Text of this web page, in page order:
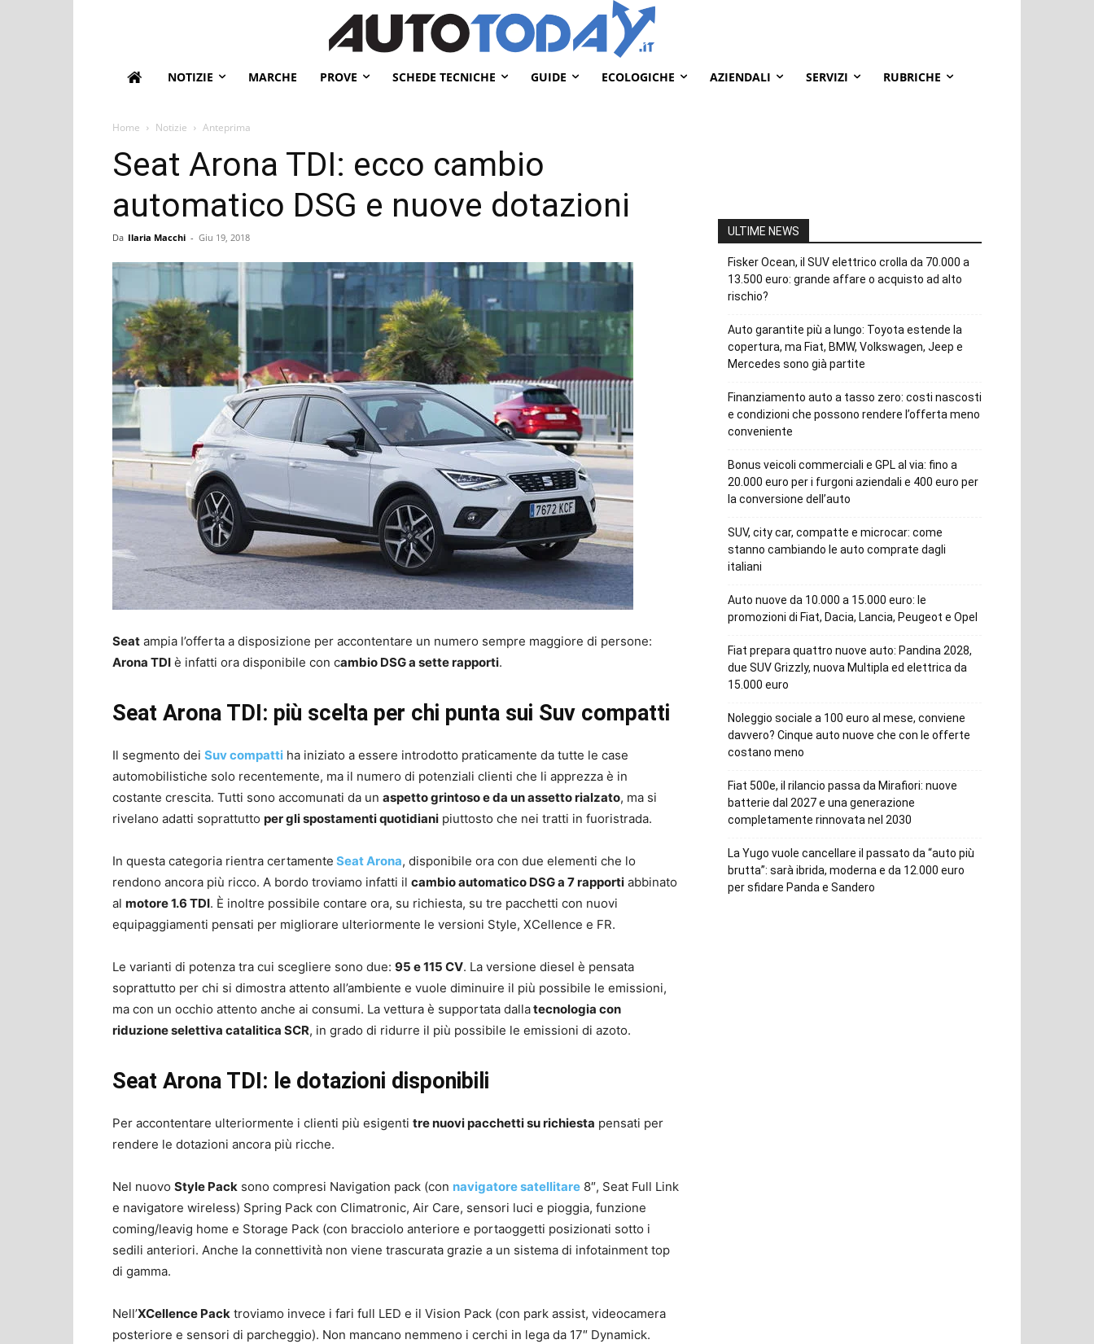
NOTIZIE MARCHE PROVE SCHEDE TECNICHE GUIDE ECOLOGICHE AZIENDALI SERVIZI RUBRICHE
Home Notizie Anteprima
Seat Arona TDI: ecco cambio
automatico DSG e nuove dotazioni
Da Ilaria Macchi - Giu 19, 2018
Seat ampia l’offerta a disposizione per accontentare un numero sempre maggiore di persone:
Arona TDI è infatti ora disponibile con cambio DSG a sette rapporti.
Seat Arona TDI: più scelta per chi punta sui Suv compatti
Il segmento dei Suv compatti ha iniziato a essere introdotto praticamente da tutte le case
automobilistiche solo recentemente, ma il numero di potenziali clienti che li apprezza è in
costante crescita. Tutti sono accomunati da un aspetto grintoso e da un assetto rialzato, ma si
rivelano adatti soprattutto per gli spostamenti quotidiani piuttosto che nei tratti in fuoristrada.
In questa categoria rientra certamente Seat Arona, disponibile ora con due elementi che lo
rendono ancora più ricco. A bordo troviamo infatti il cambio automatico DSG a 7 rapporti abbinato
al motore 1.6 TDI. È inoltre possibile contare ora, su richiesta, su tre pacchetti con nuovi
equipaggiamenti pensati per migliorare ulteriormente le versioni Style, XCellence e FR.
Le varianti di potenza tra cui scegliere sono due: 95 e 115 CV. La versione diesel è pensata
soprattutto per chi si dimostra attento all’ambiente e vuole diminuire il più possibile le emissioni,
ma con un occhio attento anche ai consumi. La vettura è supportata dallatecnologia con
riduzione selettiva catalitica SCR, in grado di ridurre il più possibile le emissioni di azoto.
Seat Arona TDI: le dotazioni disponibili
Per accontentare ulteriormente i clienti più esigenti tre nuovi pacchetti su richiesta pensati per
rendere le dotazioni ancora più ricche.
Nel nuovo Style Pack sono compresi Navigation pack (con navigatore satellitare 8″, Seat Full Link
e navigatore wireless) Spring Pack con Climatronic, Air Care, sensori luci e pioggia, funzione
coming/leavig home e Storage Pack (con bracciolo anteriore e portaoggetti posizionati sotto i
sedili anteriori. Anche la connettività non viene trascurata grazie a un sistema di infotainment top
di gamma.
Nell’XCellence Pack troviamo invece i fari full LED e il Vision Pack (con park assist, videocamera
posteriore e sensori di parcheggio). Non mancano nemmeno i cerchi in lega da 17″ Dynamick.
ULTIME NEWS
Fisker Ocean, il SUV elettrico crolla da 70.000 a
13.500 euro: grande affare o acquisto ad alto
rischio?
Auto garantite più a lungo: Toyota estende la
copertura, ma Fiat, BMW, Volkswagen, Jeep e
Mercedes sono già partite
Finanziamento auto a tasso zero: costi nascosti
e condizioni che possono rendere l’offerta meno
conveniente
Bonus veicoli commerciali e GPL al via: fino a
20.000 euro per i furgoni aziendali e 400 euro per
la conversione dell’auto
SUV, city car, compatte e microcar: come
stanno cambiando le auto comprate dagli
italiani
Auto nuove da 10.000 a 15.000 euro: le
promozioni di Fiat, Dacia, Lancia, Peugeot e Opel
Fiat prepara quattro nuove auto: Pandina 2028,
due SUV Grizzly, nuova Multipla ed elettrica da
15.000 euro
Noleggio sociale a 100 euro al mese, conviene
davvero? Cinque auto nuove che con le offerte
costano meno
Fiat 500e, il rilancio passa da Mirafiori: nuove
batterie dal 2027 e una generazione
completamente rinnovata nel 2030
La Yugo vuole cancellare il passato da “auto più
brutta”: sarà ibrida, moderna e da 12.000 euro
per sfidare Panda e Sandero